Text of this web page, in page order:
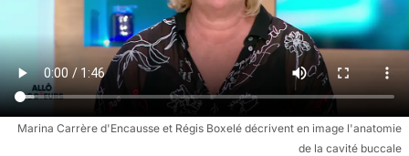
Marina Carrère d'Encausse et Régis Boxelé décrivent en image l'anatomie
de la cavité buccale